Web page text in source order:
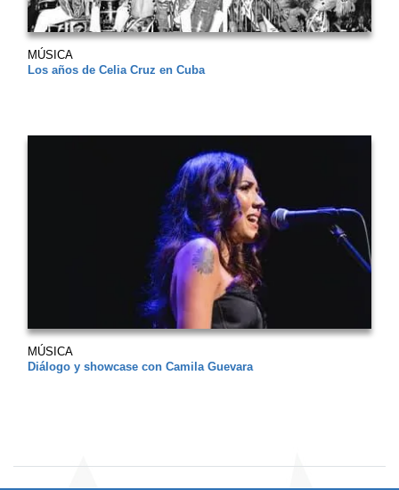
MÚSICA
Los años de Celia Cruz en Cuba
MÚSICA
Diálogo y showcase con Camila Guevara